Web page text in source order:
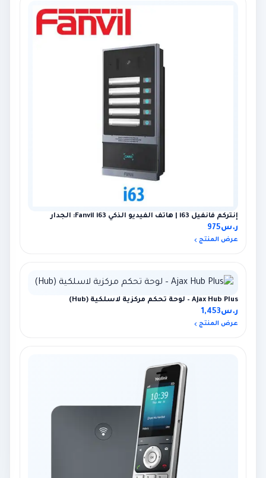
إنتركم فانفيل i63 | هاتف الفيديو الذكي Fanvil i63: الجدار
ر.س975
عرض المنتج
Ajax Hub Plus – لوحة تحكم مركزية لاسلكية (Hub)
ر.س1,453
عرض المنتج
عميل اشترى للتو
Ajax Holder-Button Wireless Panic Button